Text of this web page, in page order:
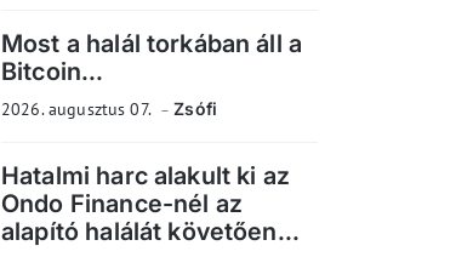
Most a halál torkában áll a
Bitcoin...
2026. augusztus 07. Zsófi
Hatalmi harc alakult ki az
Ondo Finance-nél az
alapító halálát követően...